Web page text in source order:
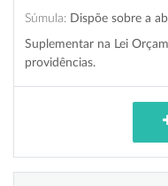
Súmula: Dispõe sobre a
Suplementar na Lei
providências.